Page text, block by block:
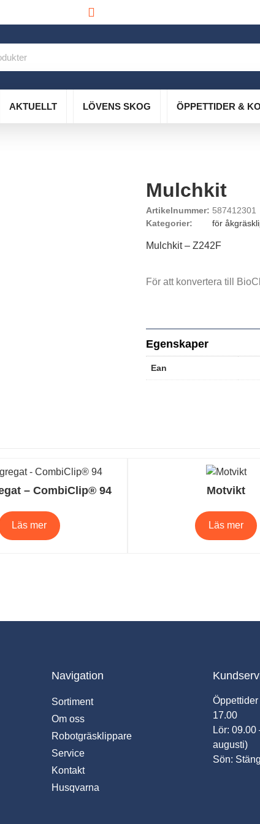
AKTUELLT LÖVENS SKOG ÖPPETTIDER &
Mulchkit
Artikelnummer: 587412301
Kategorier:
för
Mulchkit – Z242F
För att konvertera till
Egenskaper
Ean
– CombiClip® 94
Läs mer
Motvikt
Läs mer
Navigation
Sortiment
Om oss
Robotgräsklippare
Service
Kontakt
Husqvarna
17.00
Lör: 09.00
augusti)
Sön: